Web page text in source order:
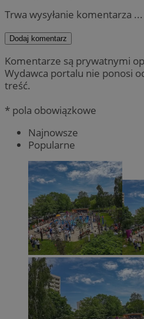
Trwa wysyłanie komentarza ...
Dodaj komentarz
Komentarze są prywatnymi
Wydawca portalu nie ponosi
treść.
* pola obowiązkowe
Najnowsze
Popularne